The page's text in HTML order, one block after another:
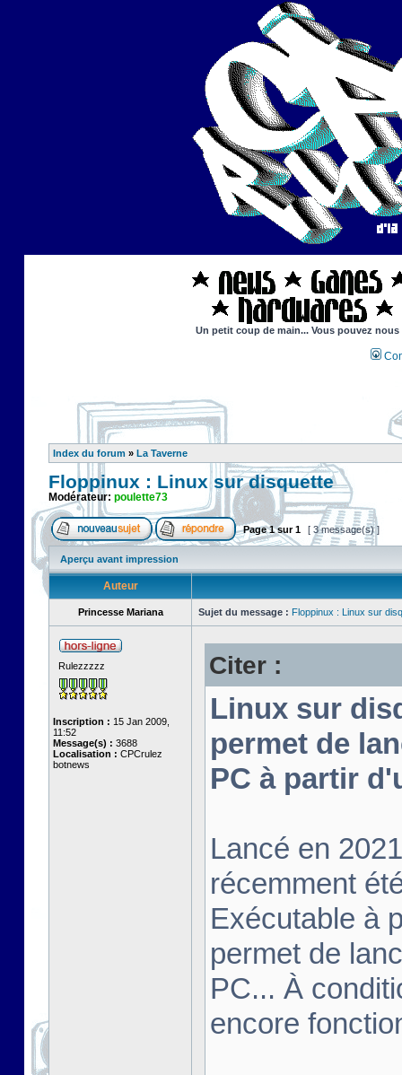
Un petit coup de main... Vous pouvez
Index du forum » La Taverne
Floppinux : Linux sur disquette
Modérateur: poulette73
Page1sur1 [ 3 message(s) ]
Aperçu avant impression
Auteur
Princesse Mariana Sujet du message : Floppinux : Linux sur
Rulezzzzz
Inscription : 15 Jan 2009,
11:52
Message(s) : 3688
Localisation : CPCrulez
botnews
Citer :
Linux sur
permet de
PC à partir
Lancé en
récemment
Exécutable à
permet de
PC... À
encore